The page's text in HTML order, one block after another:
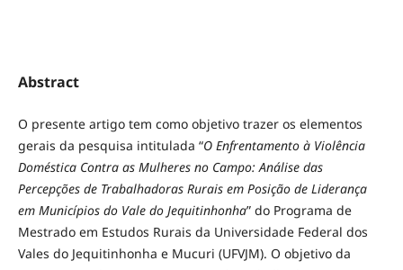
Abstract
O presente artigo tem como objetivo trazer os elementos
gerais da pesquisa intitulada “O Enfrentamento à Violência
Doméstica Contra as Mulheres no Campo: Análise das
Percepções de Trabalhadoras Rurais em Posição de Liderança
em Municípios do Vale do Jequitinhonha” do Programa de
Mestrado em Estudos Rurais da Universidade Federal dos
Vales do Jequitinhonha e Mucuri (UFVJM). O objetivo da